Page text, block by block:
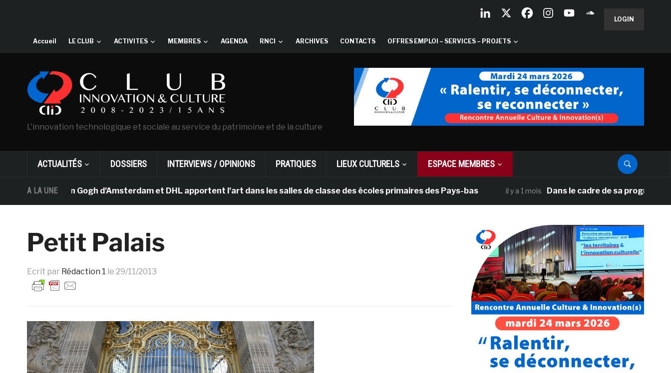
LOGIN
Accueil LE CLUB ACTIVITES MEMBRES AGENDA RNCI ARCHIVES CONTACTS OFFRES EMPLOI – SERVICES – PROJETS
L'innovation technologique et sociale au service du patrimoine et de la culture
ACTUALITÉS DOSSIERS INTERVIEWS / OPINIONS PRATIQUES LIEUX CULTURELS ESPACE MEMBRES
A LA UNE
musée Van Gogh d’Amsterdam et DHL apportent l’art dans les salles de classe des écoles primaires des Pays-bas il y a 1 mois Dans le cadre de sa programmation
Petit Palais
Ecrit par Rédaction 1 le 29/11/2013